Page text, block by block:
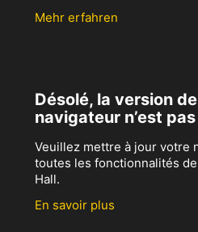
Mehr erfahren
Désolé, la version
navigateur n’est
Veuillez mettre à jour votre
toutes les fonctionnalités
Hall.
En savoir plus